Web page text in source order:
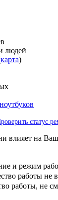
людей
карта)
ноутбуков
статус
влияет на
и режим
работы не
работы, не